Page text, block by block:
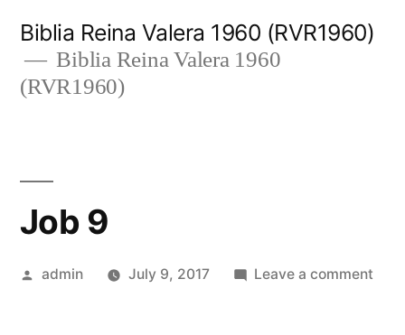
content
Biblia Reina Valera 1960 (RVR1960)
Biblia Reina Valera 1960
(RVR1960)
Job 9
Posted
admin July 9, 2017 Leave a comment